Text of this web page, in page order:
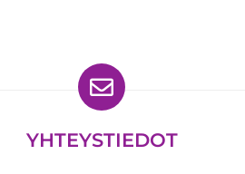
YHTEYSTIEDOT